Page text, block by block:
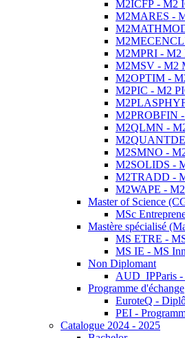
M2ICFP - M2
M2MARES -
M2MPRI - M2
M2MSV - M2
M2OPTIM -
M2PIC - M2
M2PROBFIN -
M2QLMN -
M2SMNO -
M2SOLIDS -
M2TRADD -
M2WAPE -
Master of Science
MSc
Mastère spécialisé
MS ETRE -
MS IE - MS
Non Diplomant
AUD_IPParis
Programme d'échange
EuroteQ -
PEI -
Catalogue 2024 - 2025